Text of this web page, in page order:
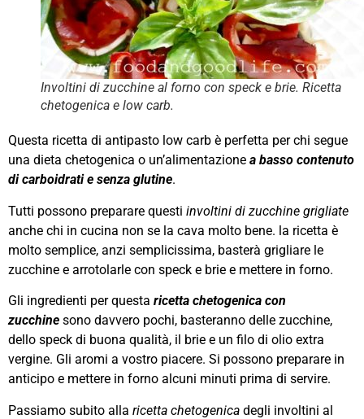
Involtini di zucchine al forno con speck e brie. Ricetta
chetogenica e low carb.
Questa ricetta di antipasto low carb è perfetta per chi segue
una dieta chetogenica o un’alimentazione a basso contenuto
di carboidrati e senza glutine.
Tutti possono preparare questi involtini di zucchine grigliate
anche chi in cucina non se la cava molto bene. la ricetta è
molto semplice, anzi semplicissima, basterà grigliare le
zucchine e arrotolarle con speck e brie e mettere in forno.
Gli ingredienti per questa ricetta chetogenica con
zucchine sono davvero pochi, basteranno delle zucchine,
dello speck di buona qualità, il brie e un filo di olio extra
vergine. Gli aromi a vostro piacere. Si possono preparare in
anticipo e mettere in forno alcuni minuti prima di servire.
Passiamo subito alla ricetta chetogenica degli involtini al